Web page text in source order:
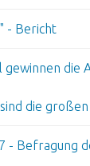
- Bericht
die
die
- Befragung